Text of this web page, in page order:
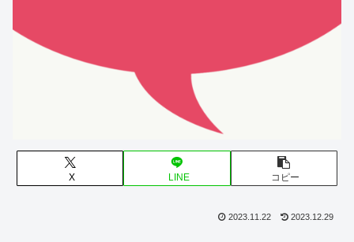
X LINE コピー
2023.11.22 2023.12.29